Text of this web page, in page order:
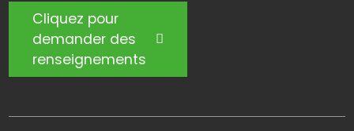
Cliquez pour
demander des
renseignements